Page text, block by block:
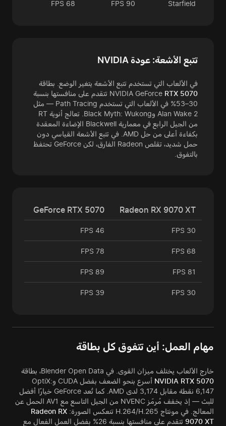
Starfield
90 FPS
68 FPS
تتبع الأشعة: عودة NVIDIA
في الألعاب التي تستخدم تتبع الأشعة يتغير الوضع. بطاقة
NVIDIA GeForce RTX 5070
تتقدم على منافستها بنسبة
30–53% في الألعاب التي تستخدم Path Tracing — مثل
Alan Wake 2 وBlack Myth: Wukong. تعالج أنوية RT
من الجيل الرابع في معمارية Blackwell الإضاءة المعقدة
بكفاءة أعلى من حل AMD. في تتبع الأشعة القياسي دون
حمل شديد، تقلص Radeon الفارق، لكن GeForce تحتفظ
بالتفوق.
Radeon RX 9070 XT
GeForce RTX 5070
30 FPS
46 FPS
68 FPS
78 FPS
81 FPS
89 FPS
30 FPS
39 FPS
مهام العمل: أين تتفوق كل بطاقة
خارج الألعاب يختلف ميزان القوى. في Blender Open Data، بطاقة
NVIDIA RTX 5070
أسرع بنحو الضعف بفضل CUDA وOptiX:
6,147 نقطة مقابل 3,174 لدى AMD. كما تُعد GeForce خيارًا أفضل
للبث — إذ يخفف مُرمّز NVENC من الجيل التاسع مع AV1 الحمل عن
المعالج. في مونتاج H.264/H.265 تنعكس الصورة:
Radeon RX
9070 XT
تتقدم على منافستها بنسبة 26% بفضل العمل الفعال مع